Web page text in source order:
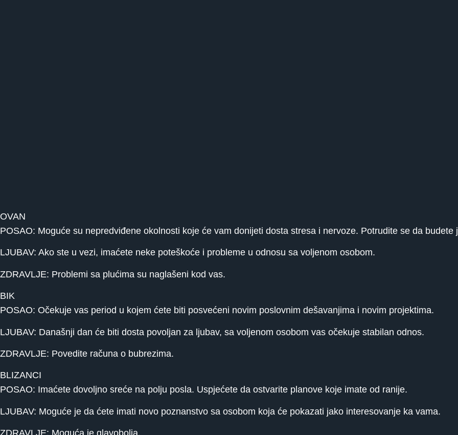
OVAN
POSAO: Moguće su nepredviđene okolnosti koje će vam donijeti dosta stresa i nervoze. Potrudite se da budete
LJUBAV: Ako ste u vezi, imaćete neke poteškoće i probleme u odnosu sa voljenom osobom.
ZDRAVLJE: Problemi sa plućima su naglašeni kod vas.
BIK
POSAO: Očekuje vas period u kojem ćete biti posvećeni novim poslovnim dešavanjima i novim projektima.
LJUBAV: Današnji dan će biti dosta povoljan za ljubav, sa voljenom osobom vas očekuje stabilan odnos.
ZDRAVLJE: Povedite računa o bubrezima.
BLIZANCI
POSAO: Imaćete dovoljno sreće na polju posla. Uspjećete da ostvarite planove koje imate od ranije.
LJUBAV: Moguće je da ćete imati novo poznanstvo sa osobom koja će pokazati jako interesovanje ka vama.